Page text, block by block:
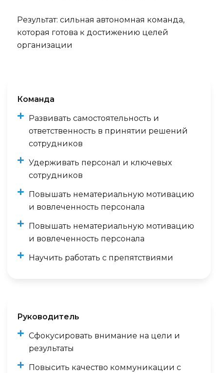
Результат: сильная автономная команда,
которая готова к достижению целей
организации
Команда
Развивать самостоятельность и
ответственность в принятии решений
сотрудников
Удерживать персонал и ключевых
сотрудников
Повышать нематериальную мотивацию
и вовлеченность персонала
Повышать нематериальную мотивацию
и вовлеченность персонала
Научить работать с препятствиями
Руководитель
Сфокусировать внимание на цели и
результаты
Повысить качество коммуникации с